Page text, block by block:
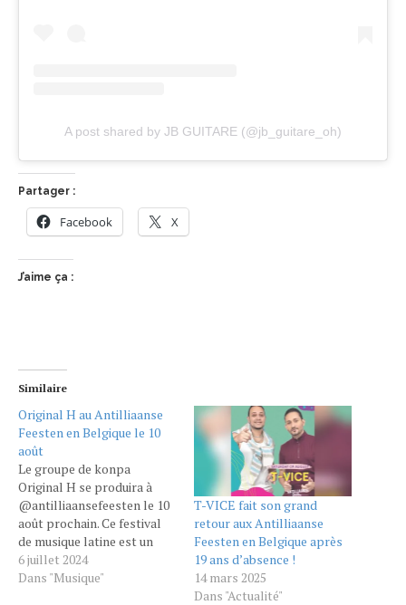
A post shared by JB GUITARE (@jb_guitare_oh)
Partager :
Facebook X
J’aime ça :
Similaire
Original H au Antilliaanse
Feesten en Belgique le 10
août
Le groupe de konpa
Original H se produira à
@antilliaansefeesten le 10
août prochain. Ce festival
de musique latine est un
événement incontournable,
organisé annuellement
6 juillet 2024
Dans "Musique"
T-VICE fait son grand
retour aux Antilliaanse
Feesten en Belgique après
19 ans d’absence !
14 mars 2025
Dans "Actualité"